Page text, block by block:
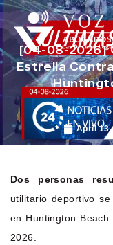
[04-08-2026]
Estrella
April 13,
Dos personas
utilitario deportivo
en Huntington
2026.